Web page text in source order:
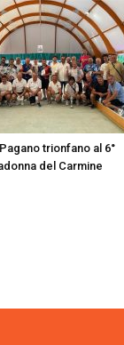
trionfano al 6°
del Carmine